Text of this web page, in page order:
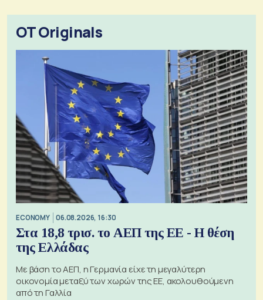
OT Originals
ECONOMY 06.08.2026, 16:30
Στα 18,8 τρισ. το ΑΕΠ της ΕΕ - Η θέση
της Ελλάδας
Με βάση το ΑΕΠ, η Γερμανία είχε τη μεγαλύτερη
οικονομία μεταξύ των χωρών της ΕΕ, ακολουθούμενη
από τη Γαλλία